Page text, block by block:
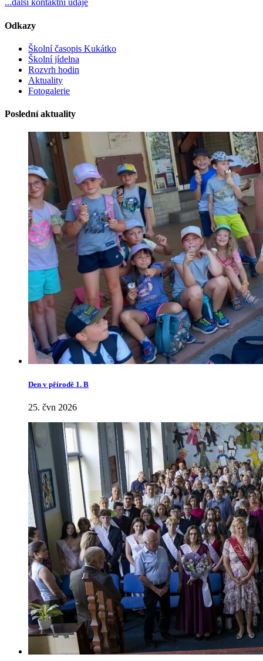
...další kontaktní údaje
Odkazy
Školní časopis Kukátko
Školní jídelna
Rozvrh hodin
Aktuality
Fotogalerie
Poslední aktuality
Den v přírodě 1. B
25. čvn 2026